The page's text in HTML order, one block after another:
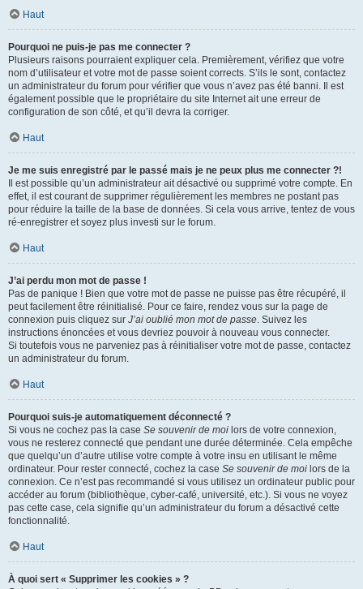
Haut
Pourquoi ne puis-je pas me connecter ?
Plusieurs raisons pourraient expliquer cela. Premièrement, vérifiez que votre
nom d’utilisateur et votre mot de passe soient corrects. S’ils le sont, contactez
un administrateur du forum pour vérifier que vous n’avez pas été banni. Il est
également possible que le propriétaire du site Internet ait une erreur de
configuration de son côté, et qu’il devra la corriger.
Haut
Je me suis enregistré par le passé mais je ne peux plus me connecter ?!
Il est possible qu’un administrateur ait désactivé ou supprimé votre compte. En
effet, il est courant de supprimer régulièrement les membres ne postant pas
pour réduire la taille de la base de données. Si cela vous arrive, tentez de vous
ré-enregistrer et soyez plus investi sur le forum.
Haut
J’ai perdu mon mot de passe !
Pas de panique ! Bien que votre mot de passe ne puisse pas être récupéré, il
peut facilement être réinitialisé. Pour ce faire, rendez vous sur la page de
connexion puis cliquez sur J’ai oublié mon mot de passe. Suivez les
instructions énoncées et vous devriez pouvoir à nouveau vous connecter.
Si toutefois vous ne parveniez pas à réinitialiser votre mot de passe, contactez
un administrateur du forum.
Haut
Pourquoi suis-je automatiquement déconnecté ?
Si vous ne cochez pas la case Se souvenir de moi lors de votre connexion,
vous ne resterez connecté que pendant une durée déterminée. Cela empêche
que quelqu’un d’autre utilise votre compte à votre insu en utilisant le même
ordinateur. Pour rester connecté, cochez la case Se souvenir de moi lors de la
connexion. Ce n’est pas recommandé si vous utilisez un ordinateur public pour
accéder au forum (bibliothèque, cyber-café, université, etc.). Si vous ne voyez
pas cette case, cela signifie qu’un administrateur du forum a désactivé cette
fonctionnalité.
Haut
À quoi sert « Supprimer les cookies » ?